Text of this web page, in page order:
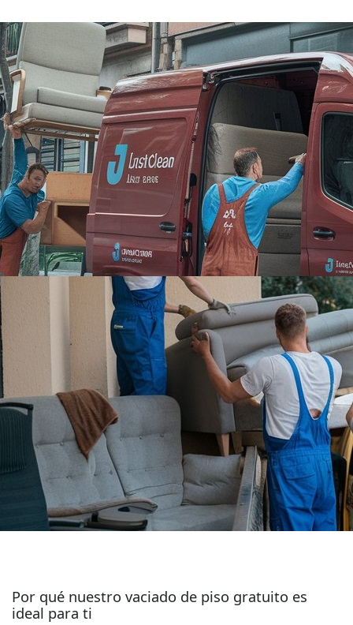
Por qué nuestro vaciado de piso gratuito es
ideal para ti